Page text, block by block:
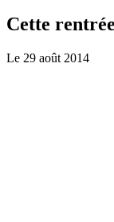
Cette
Le 29 août 2014